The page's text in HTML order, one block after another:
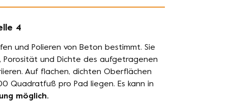
4
und Polieren von Beton bestimmt. Sie
Porosität und Dichte des aufgetragenen
Auf flachen, dichten Oberflächen
Quadratfuß pro Pad liegen. Es kann in
möglich.